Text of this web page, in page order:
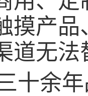
摸产
道无法
十余